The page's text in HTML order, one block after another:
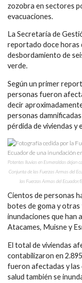
zozobra en sectores
evacuaciones.
La Secretaría de
reportado doce horas
desbordamiento de
verde.
Según un primer
personas fueron
decir
personas
pérdida de viviendas y
Potentes lluvias en Esmeraldas dejan
Conjunta de las Fuerzas Armas del
las Fuerzas Armas del Ecuador/
Cientos de personas
botes de goma y
inundaciones que han
Atacames, Muisne y
El total de viviendas
contabilizaron en
fueron afectadas y las
salud también se